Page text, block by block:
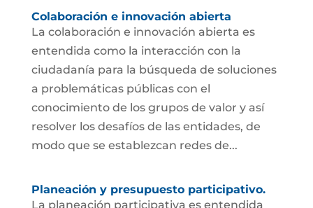
Colaboración e innovación abierta
La colaboración e innovación abierta es
entendida como la interacción con la
ciudadanía para la búsqueda de soluciones
a problemáticas públicas con el
conocimiento de los grupos de valor y así
resolver los desafíos de las entidades, de
modo que se establezcan redes de...
Planeación y presupuesto participativo.
La planeación participativa es entendida